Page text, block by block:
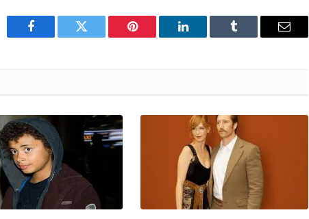
Facebook Twitter Pinterest LinkedIn Tumblr Email